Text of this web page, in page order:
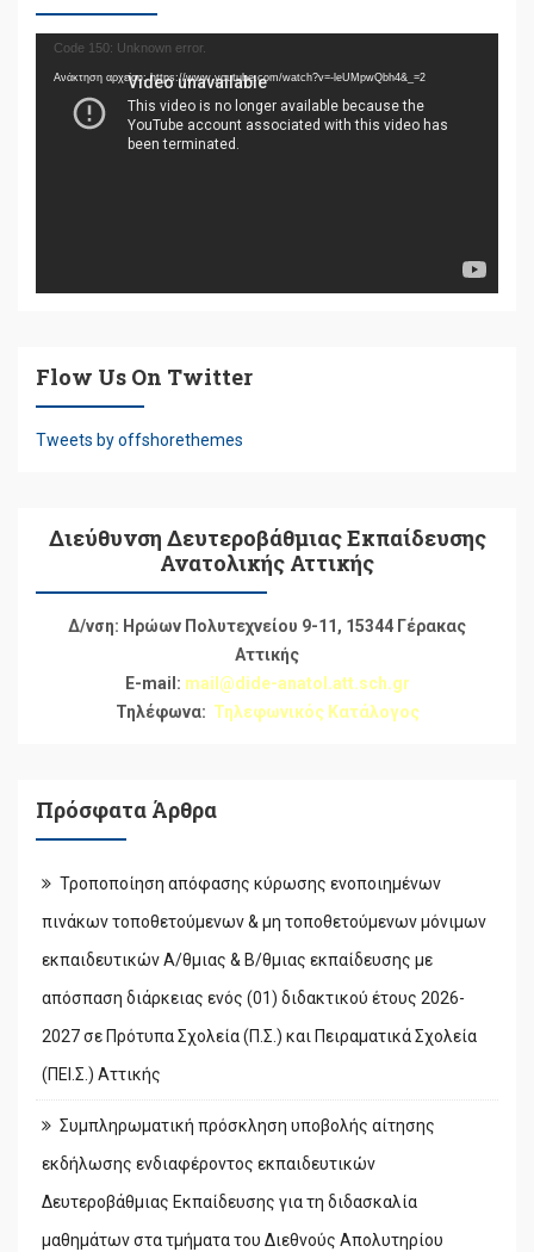
Πρόγραμμα
Αναπαραγωγής
Βίντεο
Code 150: Unknown error.
Ανάκτηση αρχείου: https://www.youtube.com/watch?v=-leUMpwQbh4&_=2
Flow Us On Twitter
Tweets by offshorethemes
Διεύθυνση Δευτεροβάθμιας Εκπαίδευσης
Ανατολικής Αττικής
Δ/νση: Ηρώων Πολυτεχνείου 9-11, 15344 Γέρακας
Αττικής
E-mail: mail@dide-anatol.att.sch.gr
Τηλέφωνα: Τηλεφωνικός Κατάλογος
Πρόσφατα Άρθρα
Τροποποίηση απόφασης κύρωσης ενοποιημένων
πινάκων τοποθετούμενων & μη τοποθετούμενων μόνιμων
εκπαιδευτικών Α/θμιας & Β/θμιας εκπαίδευσης με
απόσπαση διάρκειας ενός (01) διδακτικού έτους 2026-
2027 σε Πρότυπα Σχολεία (Π.Σ.) και Πειραματικά Σχολεία
(ΠΕΙ.Σ.) Αττικής
Συμπληρωματική πρόσκληση υποβολής αίτησης
εκδήλωσης ενδιαφέροντος εκπαιδευτικών
Δευτεροβάθμιας Εκπαίδευσης για τη διδασκαλία
μαθημάτων στα τμήματα του Διεθνούς Απολυτηρίου